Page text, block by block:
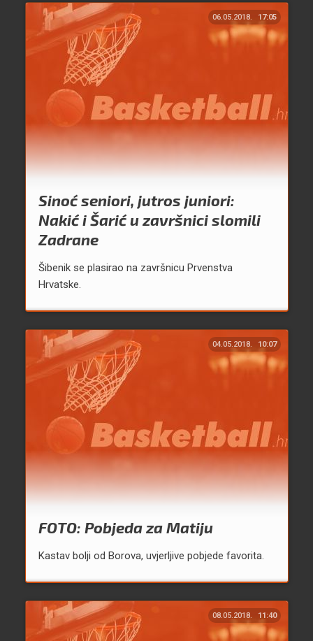
06.05.2018. 17:05
Sinoć seniori, jutros juniori:
Nakić i Šarić u završnici slomili
Zadrane
Šibenik se plasirao na završnicu Prvenstva
Hrvatske.
04.05.2018. 10:07
FOTO: Pobjeda za Matiju
Kastav bolji od Borova, uvjerljive pobjede favorita.
08.05.2018. 11:40